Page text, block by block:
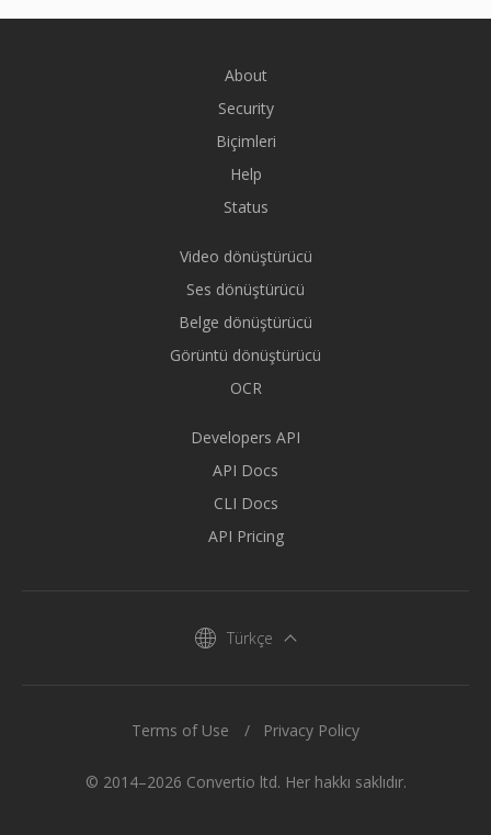
About
Security
Biçimleri
Help
Status
Video dönüştürücü
Ses dönüştürücü
Belge dönüştürücü
Görüntü dönüştürücü
OCR
Developers API
API Docs
CLI Docs
API Pricing
Türkçe
© 2014–2026 Convertio ltd. Her hakkı saklıdır.
Terms of Use Privacy Policy